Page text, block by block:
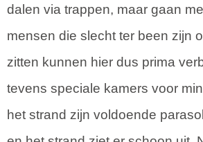
dalen via trappen, maar gaan
mensen die slecht ter been zijn
zitten kunnen hier dus prima
tevens speciale kamers voor
het strand zijn voldoende